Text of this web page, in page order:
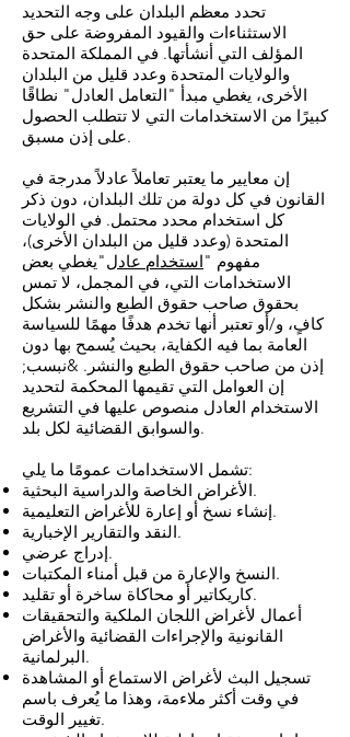
تحدد معظم البلدان على وجه التحديد
الاستثناءات والقيود المفروضة على حق
المؤلف التي أنشأتها. في المملكة المتحدة
والولايات المتحدة وعدد قليل من البلدان
الأخرى، يغطي مبدأ "التعامل العادل" نطاقًا
كبيرًا من الاستخدامات التي لا تتطلب الحصول
على إذن مسبق.
إن معايير ما يعتبر تعاملاً عادلاً مدرجة في
القانون في كل دولة من تلك البلدان، دون ذكر
كل استخدام محدد محتمل. في الولايات
المتحدة (وعدد قليل من البلدان الأخرى)،
مفهوم "استخدام عادل"يغطي بعض
الاستخدامات التي، في المجمل، لا تمس
بحقوق صاحب حقوق الطبع والنشر بشكل
كافٍ، و/أو تعتبر أنها تخدم هدفًا مهمًا للسياسة
العامة بما فيه الكفاية، بحيث يُسمح بها دون
إذن من صاحب حقوق الطبع والنشر. &نبسب;
إن العوامل التي تقيمها المحكمة لتحديد
الاستخدام العادل منصوص عليها في التشريع
والسوابق القضائية لكل بلد.
تشمل الاستخدامات عمومًا ما يلي:
الأغراض الخاصة والدراسية البحثية.
إنشاء نسخ أو إعارة للأغراض التعليمية.
النقد والتقارير الإخبارية.
إدراج عرضي.
النسخ والإعارة من قبل أمناء المكتبات.
كاريكاتير أو محاكاة ساخرة أو تقليد.
أعمال لأغراض اللجان الملكية والتحقيقات
القانونية والإجراءات القضائية والأغراض
البرلمانية.
تسجيل البث لأغراض الاستماع أو المشاهدة
في وقت أكثر ملاءمة، وهذا ما يُعرف باسم
تغيير الوقت.